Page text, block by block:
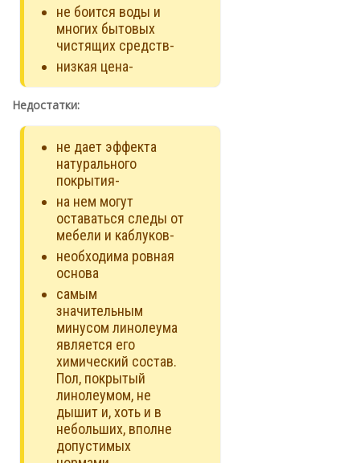
не боится воды и
многих бытовых
чистящих средств-
низкая цена-
Недостатки:
не дает эффекта
натурального
покрытия-
на нем могут
оставаться следы от
мебели и каблуков-
необходима ровная
основа
самым
значительным
минусом линолеума
является его
химический состав.
Пол, покрытый
линолеумом, не
дышит и, хоть и в
небольших, вполне
допустимых